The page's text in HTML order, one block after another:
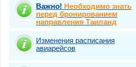
Важно! Необходимо знать
перед бронированием
направления Таиланд
Изменения расписания
авиарейсов